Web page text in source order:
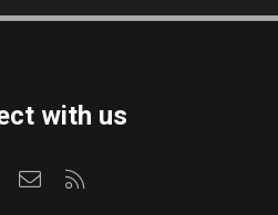
with us
FacebookKontaktirajte nas